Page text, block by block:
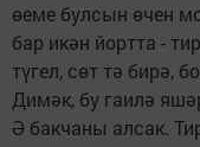
өеме булсын өчен
бар икән йортта -
түгел, сөт тә бирә,
Димәк, бу гаилә
Ә бакчаны алсак.